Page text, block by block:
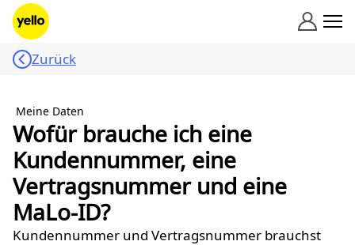
Zum Inhalt springen
Zurück
Meine Daten
Wofür brauche ich eine
Kundennummer, eine
Vertragsnummer und eine
MaLo-ID?
Kundennummer und Vertragsnummer brauchst